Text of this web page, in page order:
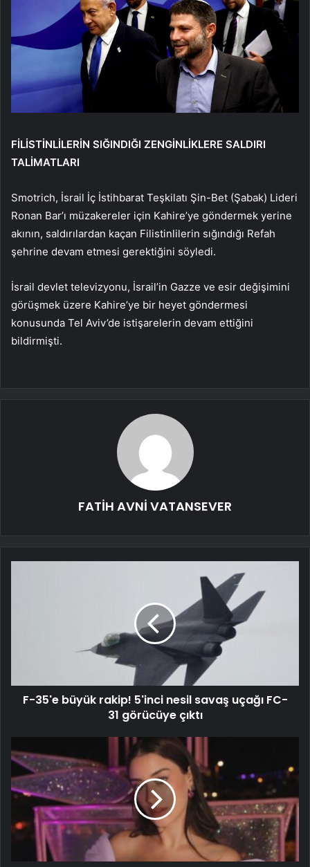
FİLİSTİNLİLERİN SIĞINDIĞI ZENGİNLİKLERE SALDIRI
TALİMATLARI
Smotrich, İsrail İç İstihbarat Teşkilatı Şin-Bet (Şabak) Lideri
Ronan Bar’ı müzakereler için Kahire’ye göndermek yerine
akının, saldırılardan kaçan Filistinlilerin sığındığı Refah
şehrine devam etmesi gerektiğini söyledi.
İsrail devlet televizyonu, İsrail’in Gazze ve esir değişimini
görüşmek üzere Kahire’ye bir heyet göndermesi
konusunda Tel Aviv’de istişarelerin devam ettiğini
bildirmişti.
FATİH AVNİ VATANSEVER
F-35'e büyük rakip! 5'inci nesil savaş uçağı FC-
31 görücüye çıktı